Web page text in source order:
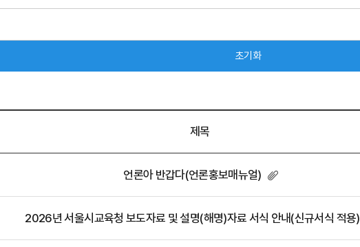
제목
언론아 반갑다(언론홍보매뉴얼)
2026년 서울시교육청 보도자료 및 설명(해명)자료 서식 안내(신규서식 적용)